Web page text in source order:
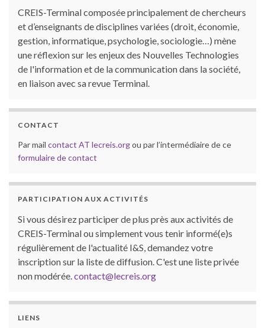
CREIS-Terminal composée principalement de chercheurs
et d’enseignants de disciplines variées (droit, économie,
gestion, informatique, psychologie, sociologie…) mène
une réflexion sur les enjeux des Nouvelles Technologies
de l'information et de la communication dans la société,
en liaison avec sa revue Terminal.
CONTACT
Par mail contact AT lecreis.orgou par l’intermédiaire de ce
formulaire de contact
PARTICIPATION AUX ACTIVITÉS
Si vous désirez participer de plus près aux activités de
CREIS-Terminal ou simplement vous tenir informé(e)s
régulièrement de l'actualité I&S, demandez votre
inscription sur la liste de diffusion. C'est une liste privée
non modérée.contact@lecreis.org
LIENS